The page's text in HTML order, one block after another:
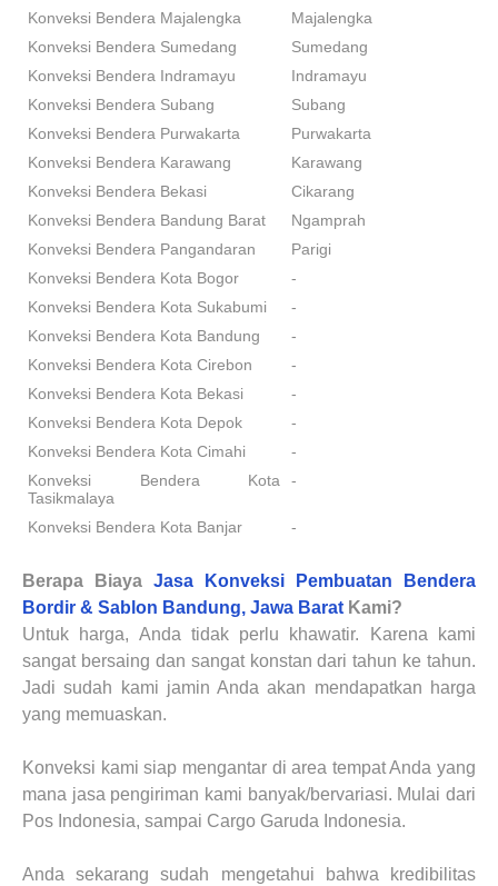
Konveksi Bendera Majalengka
Majalengka
Konveksi Bendera Sumedang
Sumedang
Konveksi Bendera Indramayu
Indramayu
Konveksi Bendera Subang
Subang
Konveksi Bendera Purwakarta
Purwakarta
Konveksi Bendera Karawang
Karawang
Konveksi Bendera Bekasi
Cikarang
Konveksi Bendera Bandung Barat
Ngamprah
Konveksi Bendera Pangandaran
Parigi
Konveksi Bendera Kota Bogor
-
Konveksi Bendera Kota Sukabumi
-
Konveksi Bendera Kota Bandung
-
Konveksi Bendera Kota Cirebon
-
Konveksi Bendera Kota Bekasi
-
Konveksi Bendera Kota Depok
-
Konveksi Bendera Kota Cimahi
-
Konveksi Bendera Kota
Tasikmalaya
-
Konveksi Bendera Kota Banjar -
Berapa Biaya Jasa Konveksi Pembuatan Bendera
Bordir & Sablon Bandung, Jawa Barat Kami?
Untuk harga, Anda tidak perlu khawatir. Karena kami
sangat bersaing dan sangat konstan dari tahun ke tahun.
Jadi sudah kami jamin Anda akan mendapatkan harga
yang memuaskan.
Konveksi kami siap mengantar di area tempat Anda yang
mana jasa pengiriman kami banyak/bervariasi. Mulai dari
Pos Indonesia, sampai Cargo Garuda Indonesia.
Anda sekarang sudah mengetahui bahwa kredibilitas